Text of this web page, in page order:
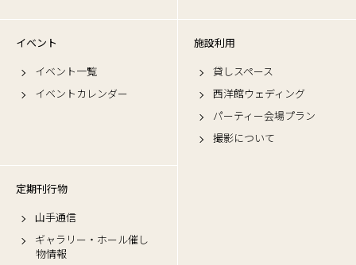
イベント
イベント一覧
イベントカレンダー
施設利用
貸しスペース
西洋館ウェディング
パーティー会場プラン
撮影について
定期刊行物
山手通信
ギャラリー・ホール催し
物情報